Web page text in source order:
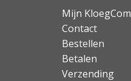
Mijn KloegCom
Contact
Bestellen
Betalen
Verzending